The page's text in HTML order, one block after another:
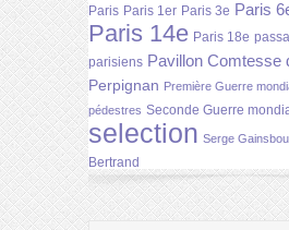
Paris Paris 1er Paris 3e Paris
Paris 14e Paris 18e
parisiens Pavillon Comtesse
Perpignan Première Guerre
pédestres Seconde Guerre
selection Serge
Bertrand